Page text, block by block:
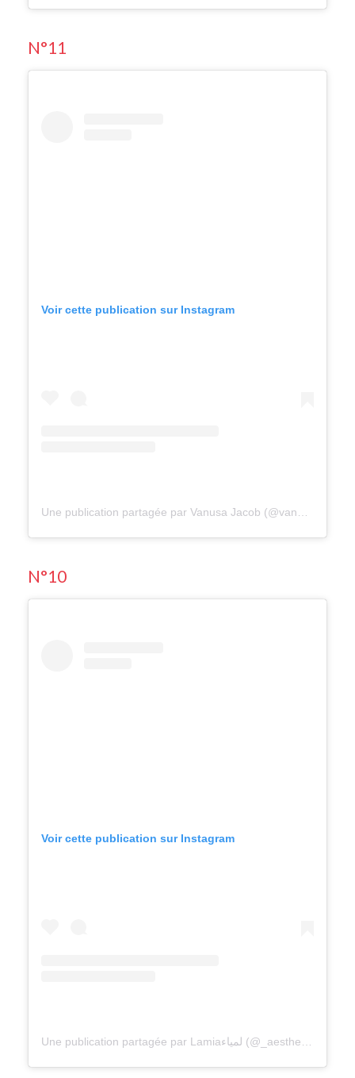
N°11
Voir cette publication sur Instagram
Une publication partagée par Vanusa Jacob (@vanusah.jaccob)
N°10
Voir cette publication sur Instagram